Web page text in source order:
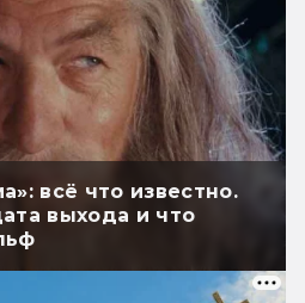
всё что известно.
выхода и что